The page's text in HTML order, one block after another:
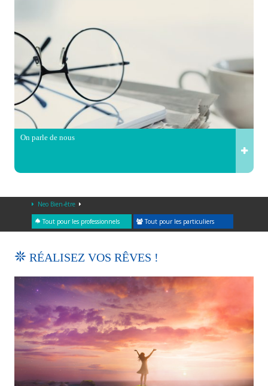
On parle de nous
Neo Bien-être
Tout pour les professionnels Tout pour les particuliers
RÉALISEZ VOS RÊVES !